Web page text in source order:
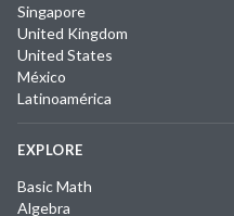
Singapore
United Kingdom
United States
México
Latinoamérica
EXPLORE
Basic Math
Algebra